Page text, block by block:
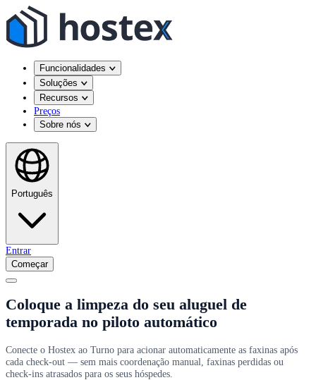
Funcionalidades
Soluções
Recursos
Preços
Sobre nós
Português
Entrar
Começar
Coloque a limpeza do seu aluguel de
temporada no piloto automático
Conecte o Hostex ao Turno para acionar automaticamente as faxinas após
cada check-out — sem mais coordenação manual, faxinas perdidas ou
check-ins atrasados para os seus hóspedes.